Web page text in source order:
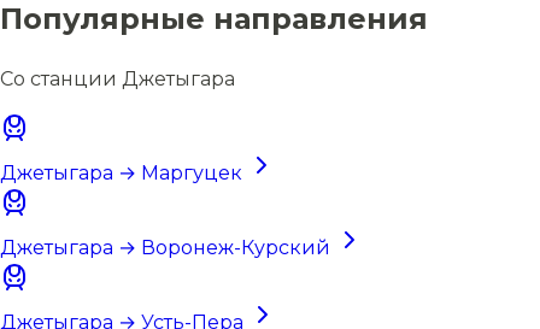
Популярные направления
Со станции Джетыгара
Джетыгара → Маргуцек
Джетыгара → Воронеж-Курский
Джетыгара → Усть-Пера